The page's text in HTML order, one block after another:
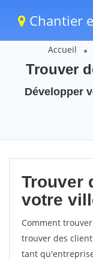
Chantier
Accueil
Trouver
Développer
Trouver
votre
Comment
trouver des
tant